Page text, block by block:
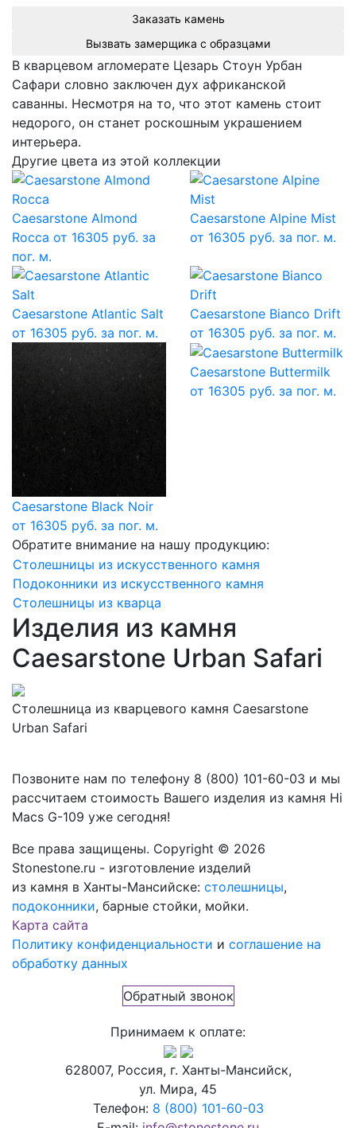
Заказать камень
Вызвать замерщика с образцами
В кварцевом агломерате Цезарь Стоун Урбан
Сафари словно заключен дух африканской
саванны. Несмотря на то, что этот камень стоит
недорого, он станет роскошным украшением
интерьера.
Другие цвета из этой коллекции
Caesarstone Almond
Rocca от 16305 руб. за
пог. м.
Caesarstone Alpine Mist
от 16305 руб. за пог. м.
Caesarstone Atlantic Salt
от 16305 руб. за пог. м.
Caesarstone Bianco Drift
от 16305 руб. за пог. м.
Caesarstone Black Noir
от 16305 руб. за пог. м.
Caesarstone Buttermilk
от 16305 руб. за пог. м.
Обратите внимание на нашу продукцию:
Столешницы из искусственного камня
Подоконники из искусственного камня
Столешницы из кварца
Изделия из камня
Caesarstone Urban Safari
Столешница из кварцевого камня Caesarstone
Urban Safari
Позвоните нам по телефону 8 (800) 101-60-03 и мы
рассчитаем стоимость Вашего изделия из камня Hi
Macs G-109 уже сегодня!
Все права защищены. Copyright © 2026
Stonestone.ru - изготовление изделий
из камня в Ханты-Мансийске: столешницы,
подоконники, барные стойки, мойки.
Карта сайта
Политику конфиденциальности и соглашение на
обработку данных
Обратный звонок
Принимаем к оплате:
628007, Россия, г. Ханты-Мансийск,
ул. Мира, 45
Телефон: 8 (800) 101-60-03